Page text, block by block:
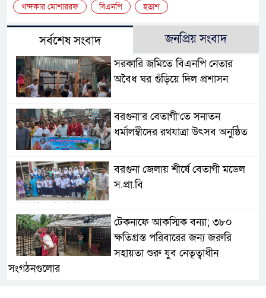
খন্দকার মোশাররফ বিএনপি হতাশ
সর্বশেষ সংবাদ জনপ্রিয় সংবাদ
সরকারি জমিতে বিএনপি নেতার
অবৈধ ঘর গুঁড়িয়ে দিল প্রশাসন
বরগুনা’র বেতাগী’তে সনাতন
ধর্মালম্বীদের রথযাত্রা উৎসব অনুষ্ঠিত
বরগুনা জেলায় শীর্ষে বেতাগী মডেল
স.প্রা.বি
টেকনাফে আকস্মিক বন্যা; ৩৮০
ক্ষতিগ্রস্ত পরিবারের জন্য জরুরি
সহায়তা শুরু যুব নেতৃত্বাধীন
সংগঠনগুলোর